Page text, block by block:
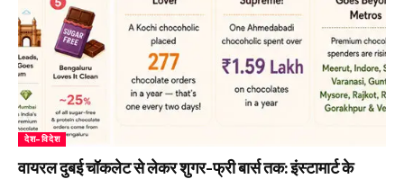
देश-विदेश
वायरल दुबई चॉकलेट से लेकर शुगर-फ्री बार्स तक: इंस्टामार्ट के